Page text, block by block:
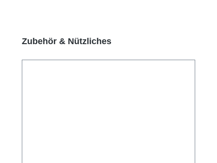
Produktgalerie überspringen
Zubehör & Nützliches